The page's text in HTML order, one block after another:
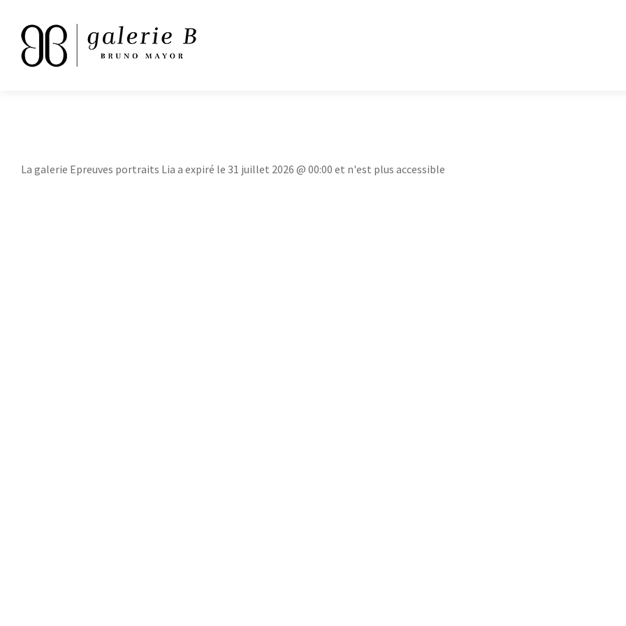
La galerie Epreuves portraits Lia a expiré le 31 juillet 2026 @ 00:00 et n'est plus accessible